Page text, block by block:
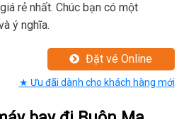
rẻ nhất. Chúc bạn có một
ý nghĩa.
Đặt vé Online
★ Ưu đãi dành cho khách hàng mới